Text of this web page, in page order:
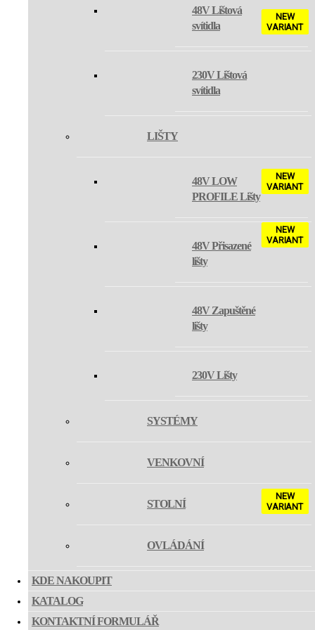
48V Lištová
svítidla
230V Lištová
svítidla
LIŠTY
48V LOW
PROFILE Lišty
48V Přisazené
lišty
48V Zapuštěné
lišty
230V Lišty
SYSTÉMY
VENKOVNÍ
STOLNÍ
OVLÁDÁNÍ
KDE NAKOUPIT
KATALOG
KONTAKTNÍ FORMULÁŘ
NEW
VARIANT
NEW
VARIANT
NEW
VARIANT
NEW
VARIANT
TRACK MIKY 40 Z
TRACK LUKY Z